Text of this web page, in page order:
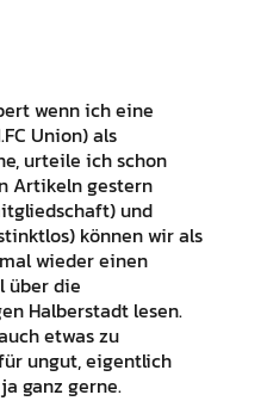
wenn ich eine
Union) als
urteile ich schon
Artikeln gestern
und
können wir als
wieder einen
über die
Halberstadt lesen.
etwas zu
ungut, eigentlich
ganz gerne.